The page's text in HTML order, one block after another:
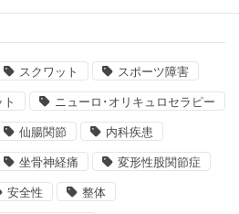
スクワット スポーツ障害
ニューロ･オリキュロセラピー
仙腸関節 内科疾患
坐骨神経痛 変形性股関節症
安全性 整体